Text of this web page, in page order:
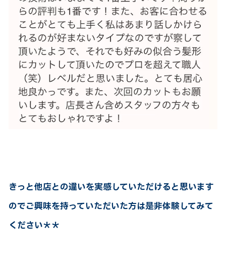
きっと他店との違いを実感していただけると思います
のでご興味を持っていただいた方は是非体験してみて
ください＊＊